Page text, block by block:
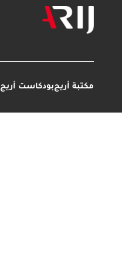
مكتبة أريجبودكاست أريج